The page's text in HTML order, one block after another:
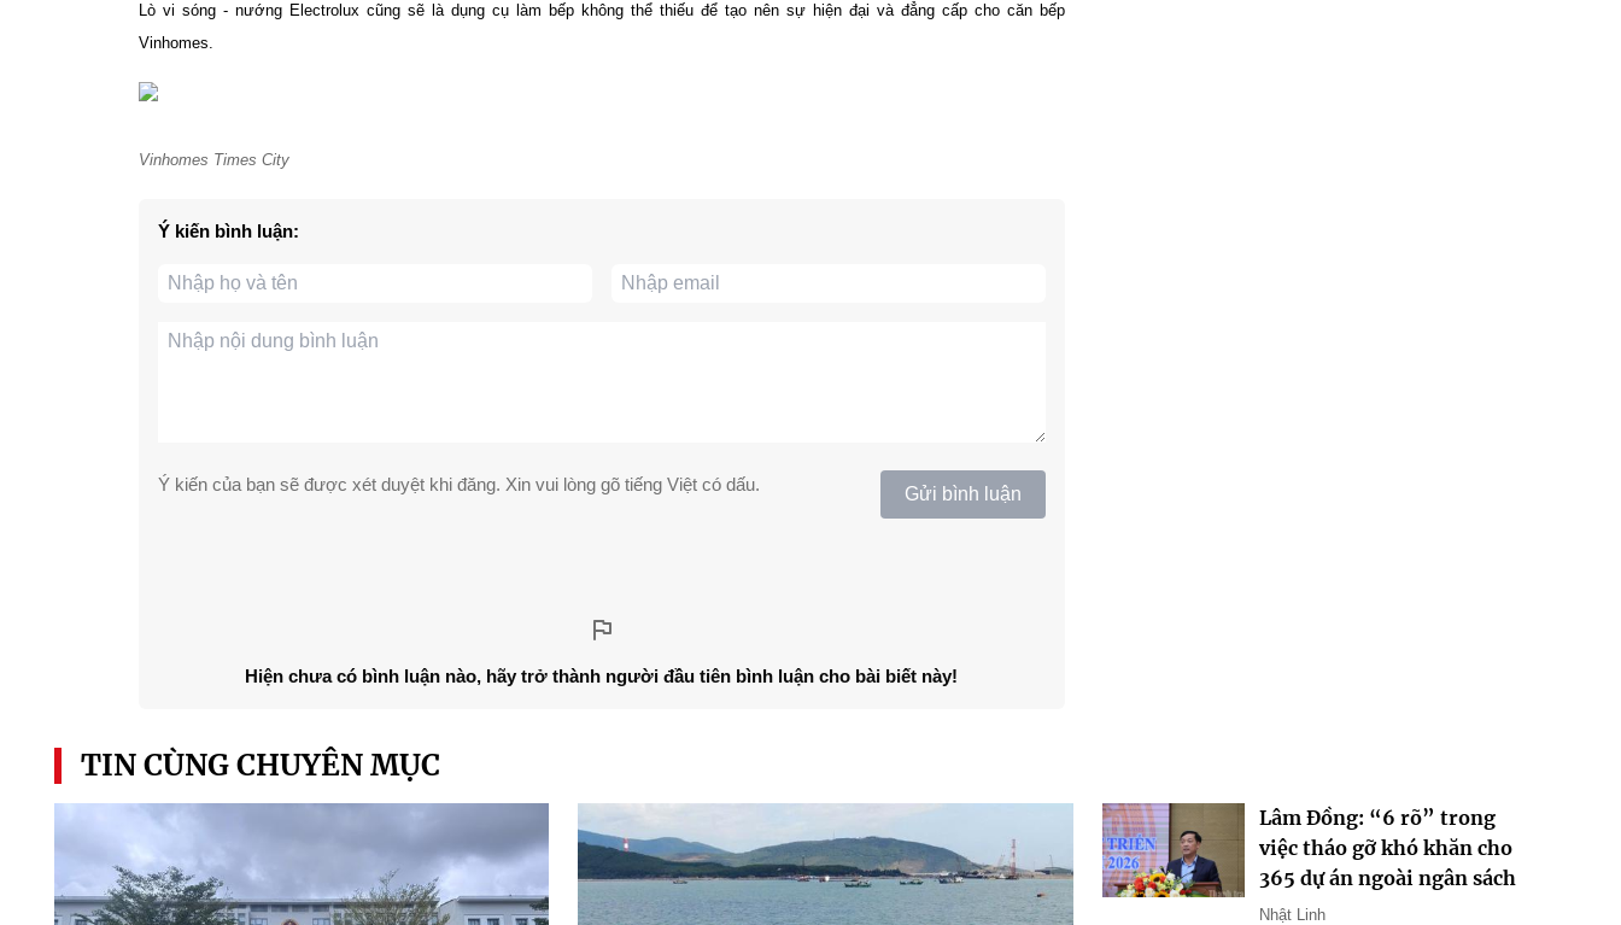
Lò vi sóng - nướng Electrolux cũng sẽ là dụng cụ làm bếp không thể thiếu để tạo nên sự hiện đại và đẳng cấp cho căn bếp
Vinhomes.
Vinhomes Times City
Ý kiến bình luận:
Ý kiến của bạn sẽ được xét duyệt khi đăng. Xin vui lòng gõ tiếng Việt có dấu. Gửi bình luận
Hiện chưa có bình luận nào, hãy trở thành người đầu tiên bình luận cho bài biết này!
TIN CÙNG CHUYÊN MỤC
Lâm Đồng: “6 rõ” trong
việc tháo gỡ khó khăn cho
365 dự án ngoài ngân sách
Nhật Linh